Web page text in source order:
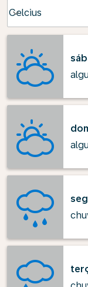
Celcius
keyboard_arrow_down